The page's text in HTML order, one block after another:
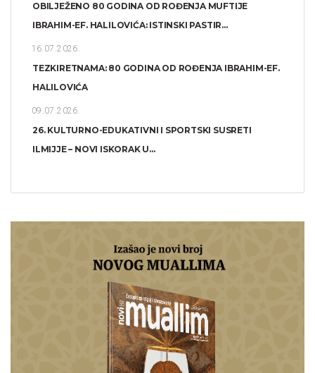
OBILJEŽENO 80 GODINA OD ROĐENJA MUFTIJE
IBRAHIM-EF. HALILOVIĆA: ISTINSKI PASTIR...
16.07.2026.
TEZKIRETNAMA: 80 GODINA OD ROĐENJA IBRAHIM-EF.
HALILOVIĆA
09.07.2026.
26. KULTURNO-EDUKATIVNI I SPORTSKI SUSRETI
ILMIJJE – NOVI ISKORAK U...